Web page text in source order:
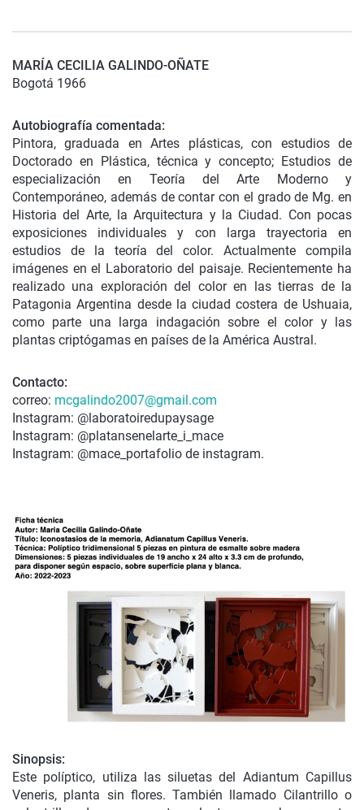
MARÍA CECILIA GALINDO-OÑATE
Bogotá 1966
Autobiografía comentada:
Pintora, graduada en Artes plásticas, con estudios de
Doctorado en Plástica, técnica y concepto; Estudios de
especialización en Teoría del Arte Moderno y
Contemporáneo, además de contar con el grado de Mg. en
Historia del Arte, la Arquitectura y la Ciudad. Con pocas
exposiciones individuales y con larga trayectoria en
estudios de la teoría del color. Actualmente compila
imágenes en el Laboratorio del paisaje. Recientemente ha
realizado una exploración del color en las tierras de la
Patagonia Argentina desde la ciudad costera de Ushuaia,
como parte una larga indagación sobre el color y las
plantas criptógamas en países de la América Austral.
Contacto:
correo: mcgalindo2007@gmail.com
Instagram: @laboratoiredupaysage
Instagram: @platansenelarte_i_mace
Instagram: @mace_portafolio de instagram.
Sinopsis:
Este políptico, utiliza las siluetas del Adiantum Capillus
Veneris, planta sin flores. También llamado Cilantrillo o